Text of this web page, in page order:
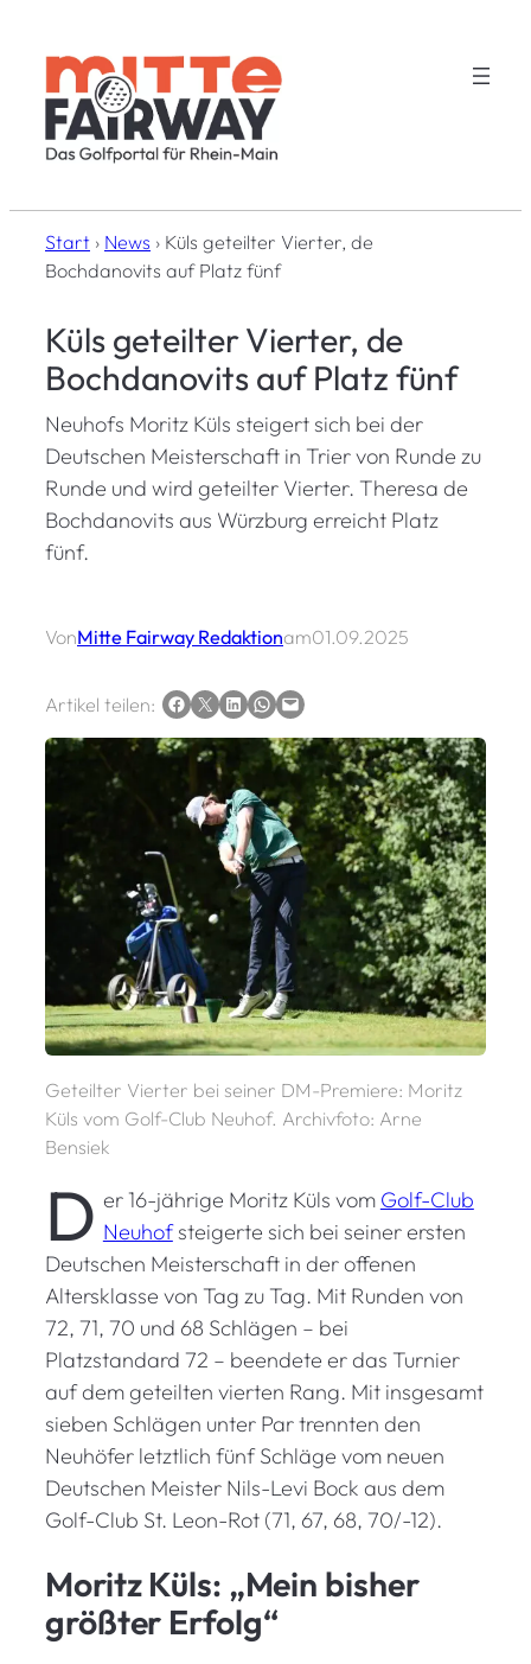
Inhalt
springen
Start › News › Küls geteilter Vierter, de
Bochdanovits auf Platz fünf
Küls geteilter Vierter, de
Bochdanovits auf Platz fünf
Neuhofs Moritz Küls steigert sich bei der
Deutschen Meisterschaft in Trier von Runde zu
Runde und wird geteilter Vierter. Theresa de
Bochdanovits aus Würzburg erreicht Platz
fünf.
VonMitte Fairway Redaktionam01.09.2025
Artikel teilen: Auf Facebook teilenAuf X teilenAuf LinkedIn teilenVia WhatsApp teilenVia E-Mail teilen
Geteilter Vierter bei seiner DM-Premiere: Moritz
Küls vom Golf-Club Neuhof. Archivfoto: Arne
Bensiek
D er 16-jährige Moritz Küls vom Golf-Club
Neuhofsteigerte sich bei seiner ersten
Deutschen Meisterschaft in der offenen
Altersklasse von Tag zu Tag. Mit Runden von
72, 71, 70 und 68 Schlägen – bei
Platzstandard 72 – beendete er das Turnier
auf dem geteilten vierten Rang. Mit insgesamt
sieben Schlägen unter Par trennten den
Neuhöfer letztlich fünf Schläge vom neuen
Deutschen Meister Nils-Levi Bock aus dem
Golf-Club St. Leon-Rot (71, 67, 68, 70/-12).
Moritz Küls: „Mein bisher
größter Erfolg“